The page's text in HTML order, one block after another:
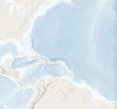
Gama de especies por estación
Gama de verano
Rango de invierno
Rango a lo largo del año